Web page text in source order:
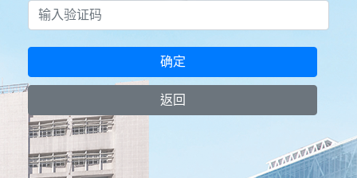
确定
返回